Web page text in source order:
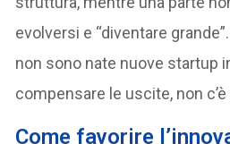
evolversi e “diventare
non sono nate nuove startup
compensare le uscite, non
Come favorire